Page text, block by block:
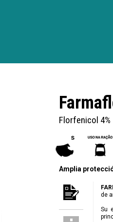
Florfenicol 4%
Amplia
de
Su